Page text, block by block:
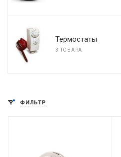
Термостаты
3 ТОВАРА
ФИЛЬТР